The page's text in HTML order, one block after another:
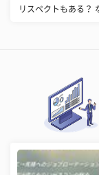
リスペクトもある？